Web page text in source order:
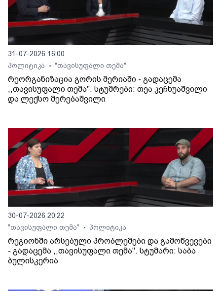
31-07-2026 16:00
პოლიტიკა
• "თავისუფალი თემა"
რეორგანიზაცია გორის მერიაში - გადაცემა
,,თავისუფალი თემა". სტუმრები: თეა კეჩხუაშვილი
და ლექსო მერებაშვილი
30-07-2026 20:22
"თავისუფალი თემა"
• პოლიტიკა
რეგიონში არსებული პრობლემები და გამოწვევები
- გადაცემა ,,თავისუფალი თემა". სტუმარი: საბა
ბულისკერია